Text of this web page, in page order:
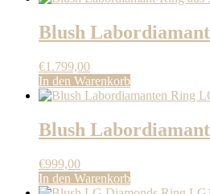
Blush
€1.799,00
In den Warenkorb
Blush
€999,00
In den Warenkorb